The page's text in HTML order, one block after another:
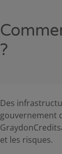
?
Des
gouvernement
et les risques.